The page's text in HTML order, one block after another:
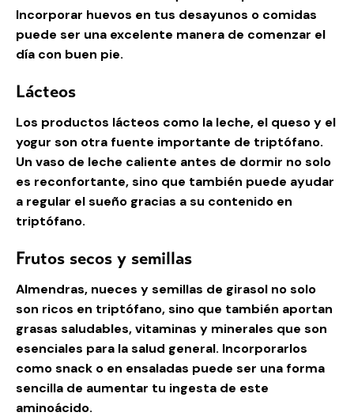
Incorporar huevos en tus desayunos o comidas
puede ser una excelente manera de comenzar el
día con buen pie.
Lácteos
Los productos lácteos como la leche, el queso y el
yogur son otra fuente importante de triptófano.
Un vaso de leche caliente antes de dormir no solo
es reconfortante, sino que también puede ayudar
a regular el sueño gracias a su contenido en
triptófano.
Frutos secos y semillas
Almendras, nueces y semillas de girasol no solo
son ricos en triptófano, sino que también aportan
grasas saludables, vitaminas y minerales que son
esenciales para la salud general. Incorporarlos
como snack o en ensaladas puede ser una forma
sencilla de aumentar tu ingesta de este
aminoácido.